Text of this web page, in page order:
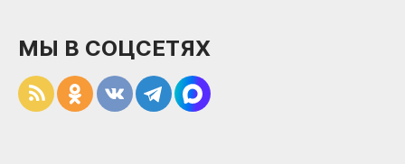
МЫ В СОЦСЕТЯХ